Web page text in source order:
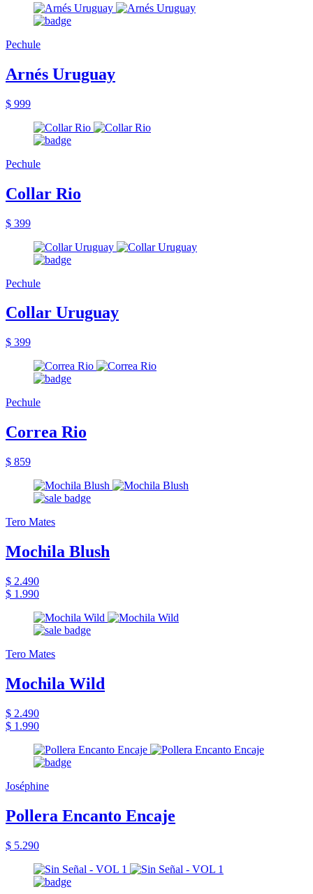
Pechule
Arnés Uruguay
$ 999
Pechule
Collar Rio
$ 399
Pechule
Collar Uruguay
$ 399
Pechule
Correa Rio
$ 859
Tero Mates
Mochila Blush
$ 2.490
$ 1.990
Tero Mates
Mochila Wild
$ 2.490
$ 1.990
Joséphine
Pollera Encanto Encaje
$ 5.290